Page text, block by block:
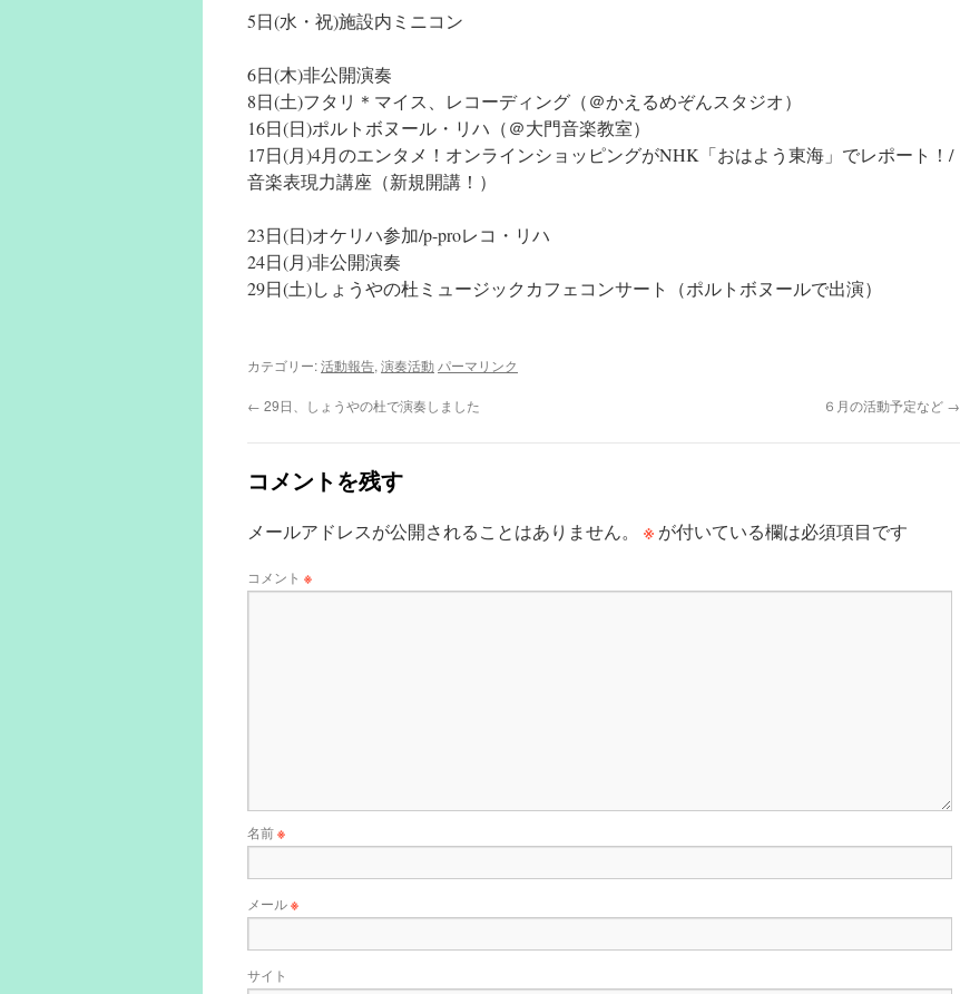
5日(水・祝)施設内ミニコン
6日(木)非公開演奏
8日(土)フタリ＊マイス、レコーディング（＠かえるめぞんスタジオ）
16日(日)ポルトボヌール・リハ（＠大門音楽教室）
17日(月)4月のエンタメ！オンラインショッピングがNHK「おはよう東海」でレポート！/
音楽表現力講座（新規開講！）
23日(日)オケリハ参加/p-proレコ・リハ
24日(月)非公開演奏
29日(土)しょうやの杜ミュージックカフェコンサート（ポルトボヌールで出演）
カテゴリー:活動報告, 演奏活動 パーマリンク
← 29日、しょうやの杜で演奏しました ６月の活動予定など →
コメントを残す
メールアドレスが公開されることはありません。 ※ が付いている欄は必須項目です
コメント ※
名前※
メール※
サイト